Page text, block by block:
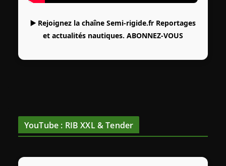
▶️ Rejoignez la chaîne Semi-rigide.fr Reportages
et actualités nautiques. ABONNEZ-VOUS
YouTube : RIB XXL & Tender